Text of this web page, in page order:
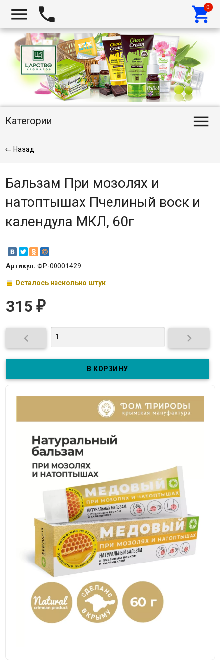
  
Категории 
⇐ Назад
Бальзам При мозолях и
натоптышах Пчелиный воск и
календула МКЛ, 60г
Артикул: ФР-00001429
Осталось несколько штук
315 ₽
 